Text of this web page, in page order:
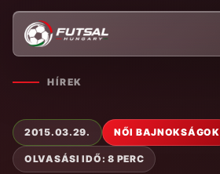
HÍREK
2015.03.29. NŐI BAJNOKSÁGOK
OLVASÁSI IDŐ: 8 PERC